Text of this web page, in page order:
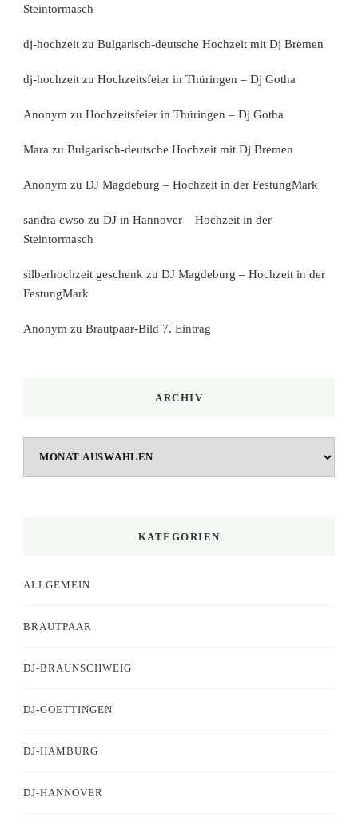
Steintormasch
dj-hochzeit zu Bulgarisch-deutsche Hochzeit mit Dj Bremen
dj-hochzeit zu Hochzeitsfeier in Thüringen – Dj Gotha
Anonym zu Hochzeitsfeier in Thüringen – Dj Gotha
Mara zu Bulgarisch-deutsche Hochzeit mit Dj Bremen
Anonym zu DJ Magdeburg – Hochzeit in der FestungMark
sandra cwso zu DJ in Hannover – Hochzeit in der
Steintormasch
silberhochzeit geschenk zu DJ Magdeburg – Hochzeit in der
FestungMark
Anonym zu Brautpaar-Bild 7. Eintrag
ARCHIV
KATEGORIEN
ALLGEMEIN
BRAUTPAAR
DJ-BRAUNSCHWEIG
DJ-GOETTINGEN
DJ-HAMBURG
DJ-HANNOVER